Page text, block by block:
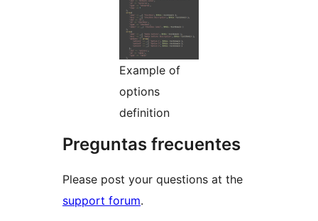
Example of
options
definition
Preguntas frecuentes
Please post your questions at the
support forum.